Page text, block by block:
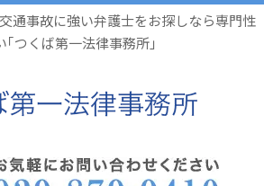
通事故に強い弁護士をお探しなら専門性
｢つくば第一法律事務所｣